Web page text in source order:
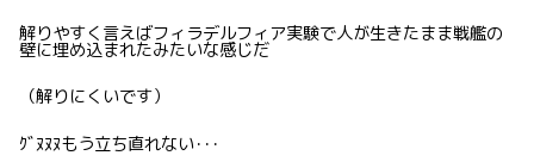
解りやすく言えばフィラデルフィア実験で人が生きたまま戦艦の
壁に埋め込まれたみたいな感じだ
（解りにくいです）
ｸﾞﾇﾇﾇもう立ち直れない･･･